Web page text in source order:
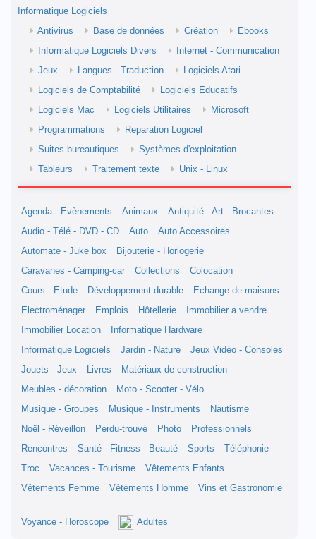
Informatique Logiciels
Antivirus
Base de données Création
Ebooks
Informatique Logiciels Divers
Internet - Communication
Jeux
Langues - Traduction
Logiciels Atari
Logiciels de Comptabilité
Logiciels Educatifs
Logiciels Mac
Logiciels Utilitaires
Microsoft
Programmations
Reparation Logiciel
Suites bureautiques
Systèmes d'exploitation
Tableurs
Traitement texte Unix - Linux
Agenda - Evènements Animaux
Antiquité - Art - Brocantes
Audio - Télé - DVD - CD
Auto
Auto Accessoires
Automate - Juke box
Bijouterie - Horlogerie
Caravanes - Camping-car
Collections
Colocation
Cours - Etude
Développement durable
Echange de maisons
Electroménager
Emplois Hôtellerie
Immobilier a vendre
Immobilier Location
Informatique Hardware
Informatique Logiciels
Jardin - Nature
Jeux Vidéo - Consoles
Jouets - Jeux
Livres
Matériaux de construction
Meubles - décoration
Moto - Scooter - Vélo
Musique - Groupes
Musique - Instruments
Nautisme
Noël - Réveillon
Perdu-trouvé Photo
Professionnels
Rencontres
Santé - Fitness - Beauté Sports
Téléphonie
Troc
Vacances - Tourisme
Vêtements Enfants
Vêtements Femme
Vêtements Homme Vins et Gastronomie
Voyance - Horoscope Adultes